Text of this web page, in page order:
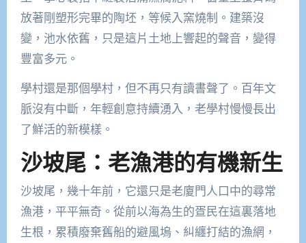
放著剛塑形完畢的陶坯，等候入窯燒制。建築沒
變，池水依舊，只是這片土地上響起的聲音，變得
豐富多元。
學村還是那個學村，但不再只有讀書聲了。百年文
脈沒有中斷，年輕創意持續湧入，老學村慢慢長出
了鮮活的新模樣。
沙坡尾：老漁港的有機新生
沙坡尾，幾十年前，它還只是老廈門人口中的尋常
漁港，平平無奇。從前以海為生的疍民在這裏落地
生根，累積廢棄舊船的避風塢、糾纏打結的漁網，